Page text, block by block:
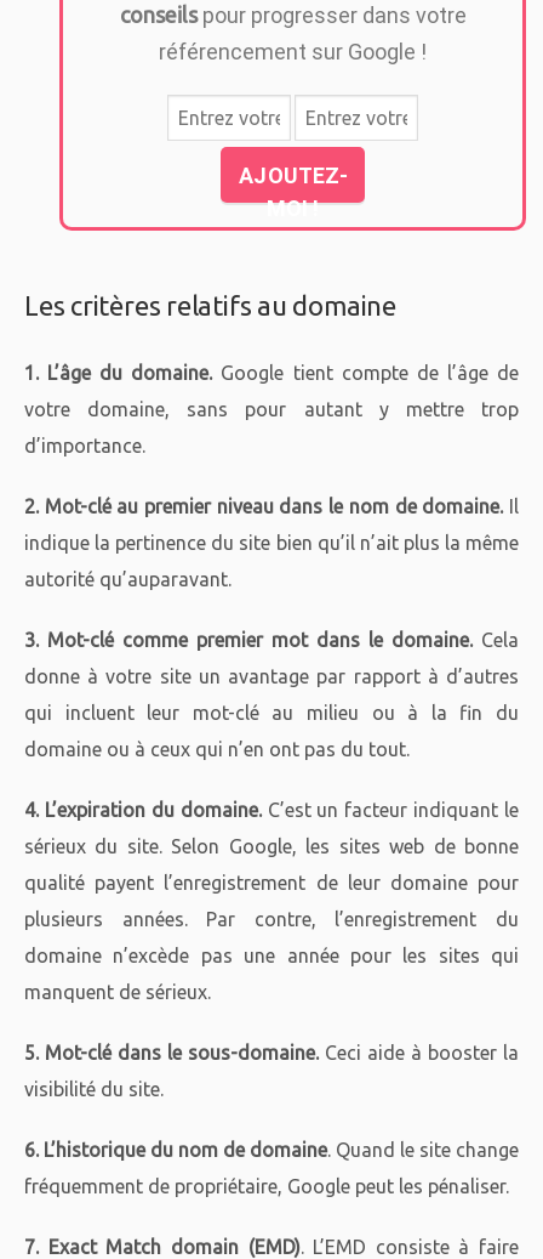
conseilspour progresser dans votre
référencement sur Google !
AJOUTEZ-
MOI !
Les critères relatifs au domaine
1. L’âge du domaine.Google tient compte de l’âge de
votre domaine, sans pour autant y mettre trop
d’importance.
2. Mot-clé au premier niveau dans le nom de domaine.Il
indique la pertinence du site bien qu’il n’ait plus la même
autorité qu’auparavant.
3. Mot-clé comme premier mot dans le domaine.Cela
donne à votre site un avantage par rapport à d’autres
qui incluent leur mot-clé au milieu ou à la fin du
domaine ou à ceux qui n’en ont pas du tout.
4. L’expiration du domaine.C’est un facteur indiquant le
sérieux du site. Selon Google, les sites web de bonne
qualité payent l’enregistrement de leur domaine pour
plusieurs années. Par contre, l’enregistrement du
domaine n’excède pas une année pour les sites qui
manquent de sérieux.
5. Mot-clé dans le sous-domaine.Ceci aide à booster la
visibilité du site.
6. L’historique du nom de domaine. Quand le site change
fréquemment de propriétaire, Google peut les pénaliser.
7. Exact Match domain (EMD). L’EMD consiste à faire